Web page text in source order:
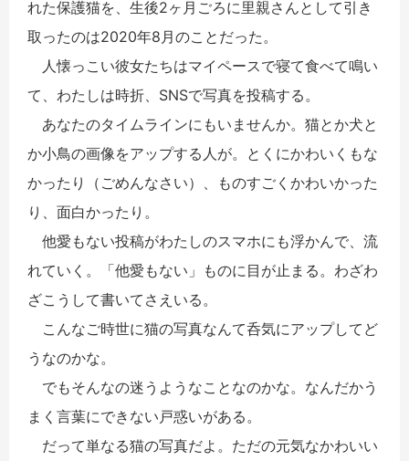
れた保護猫を、生後2ヶ月ごろに里親さんとして引き
取ったのは2020年8月のことだった。
人懐っこい彼女たちはマイペースで寝て食べて鳴い
て、わたしは時折、SNSで写真を投稿する。
あなたのタイムラインにもいませんか。猫とか犬と
か小鳥の画像をアップする人が。とくにかわいくもな
かったり（ごめんなさい）、ものすごくかわいかった
り、面白かったり。
他愛もない投稿がわたしのスマホにも浮かんで、流
れていく。「他愛もない」ものに目が止まる。わざわ
ざこうして書いてさえいる。
こんなご時世に猫の写真なんて呑気にアップしてど
うなのかな。
でもそんなの迷うようなことなのかな。なんだかう
まく言葉にできない戸惑いがある。
だって単なる猫の写真だよ。ただの元気なかわいい